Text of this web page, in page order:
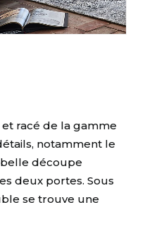
racé de la gamme
notamment le
découpe
deux portes. Sous
se trouve une